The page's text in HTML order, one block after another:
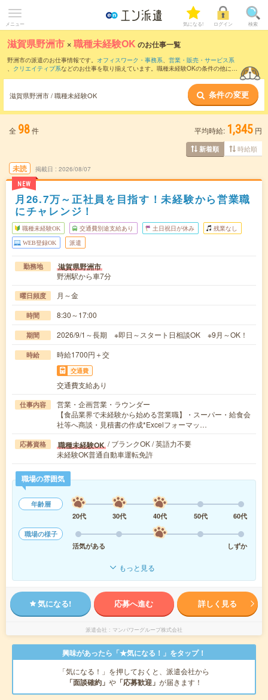
メニュー 気になる! ログイン 検索
滋賀県野洲市 ×職種未経験OK のお仕事一覧
野洲市の派遣のお仕事情報です。 オフィスワーク・事務系、 営業・販売・サービス系
、 クリエイティブ系などのお仕事を取り揃えています。職種未経験OKの条件の他に、
滋賀県野洲市 / 職種未経験OK 条件の変更
全 98件 平均時給: 1,345 円
新着順 時給順
未読
NEW
掲載日 2026/08/07
月26.7万～正社員を目指す！未経験から営業職
にチャレンジ！
職種未経験OK 交通費別途支給あり 土日祝日が休み 残業なし
WEB登録OK 派遣
勤務地 滋賀県野洲市
野洲駅から車7分
曜日頻度 月～金
時間 8:30～17:00
期間 2026/9/1～長期 ※即日～スタート日相談OK ※9月～OK！
時給 時給1700円＋交
交通費
交通費支給あり
仕事内容
営業・企画営業・ラウンダー
【食品業界で未経験から始める営業職】・スーパー・給食会
社等へ商談・見積書の作成*Excelフォーマッ…
応募資格 職種未経験OK / ブランクOK / 英語力不要
未経験OK普通自動車運転免許
職場の雰囲気
年齢層
20代
30代 40代 50代
60代
職場の様子
活気がある
しずか
もっと見る
気になる! 応募へ進む 詳しく見る
派遣会社 マンパワーグループ株式会社
興味があったら「★気になる！」をタップ！
「気になる！」を押しておくと、派遣会社から
「面談確約」 や 「応募歓迎」 が届きます！